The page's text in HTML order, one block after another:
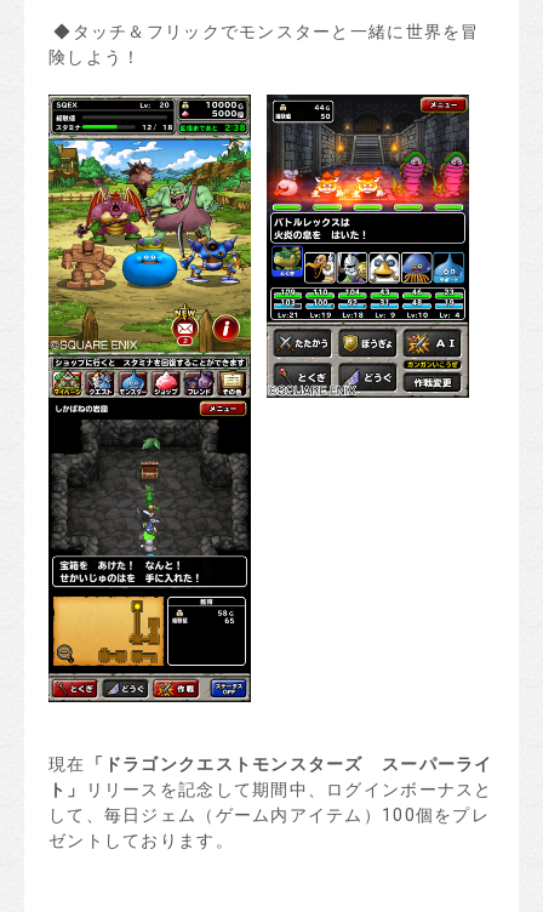
◆タッチ＆フリックでモンスターと一緒に世界を冒
険しよう！
現在 「
ドラゴンクエストモンスターズ スーパーライ
ト 」
リリースを記念して期間中、ログインボーナスと
して、毎日ジェム（ゲーム内アイテム）100個をプレ
ゼントしております。